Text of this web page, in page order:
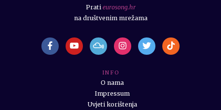
I N F O
O nama
Impressum
Uvjeti korištenja
Prati eurosong.hr
na društvenim mrežama